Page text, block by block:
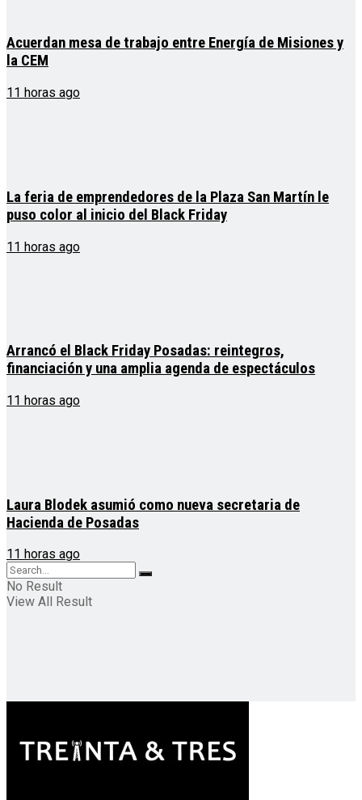
Acuerdan mesa de trabajo entre Energía de Misiones y
la CEM
11 horas ago
La feria de emprendedores de la Plaza San Martín le
puso color al inicio del Black Friday
11 horas ago
Arrancó el Black Friday Posadas: reintegros,
financiación y una amplia agenda de espectáculos
11 horas ago
Laura Blodek asumió como nueva secretaria de
Hacienda de Posadas
11 horas ago
No Result
View All Result